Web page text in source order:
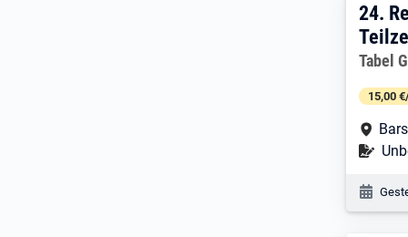
24.
24.
Tabel
15,00